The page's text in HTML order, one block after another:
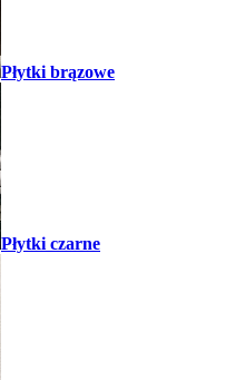
Płytki brązowe
Płytki czarne